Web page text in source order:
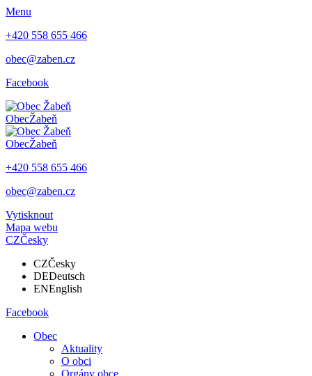
Menu
+420 558 655 466
obec@zaben.cz
Facebook
ObecŽabeň
ObecŽabeň
+420 558 655 466
obec@zaben.cz
Vytisknout
Mapa webu
CZČesky
CZČesky
DEDeutsch
ENEnglish
Facebook
Obec
Aktuality
O obci
Orgány obce